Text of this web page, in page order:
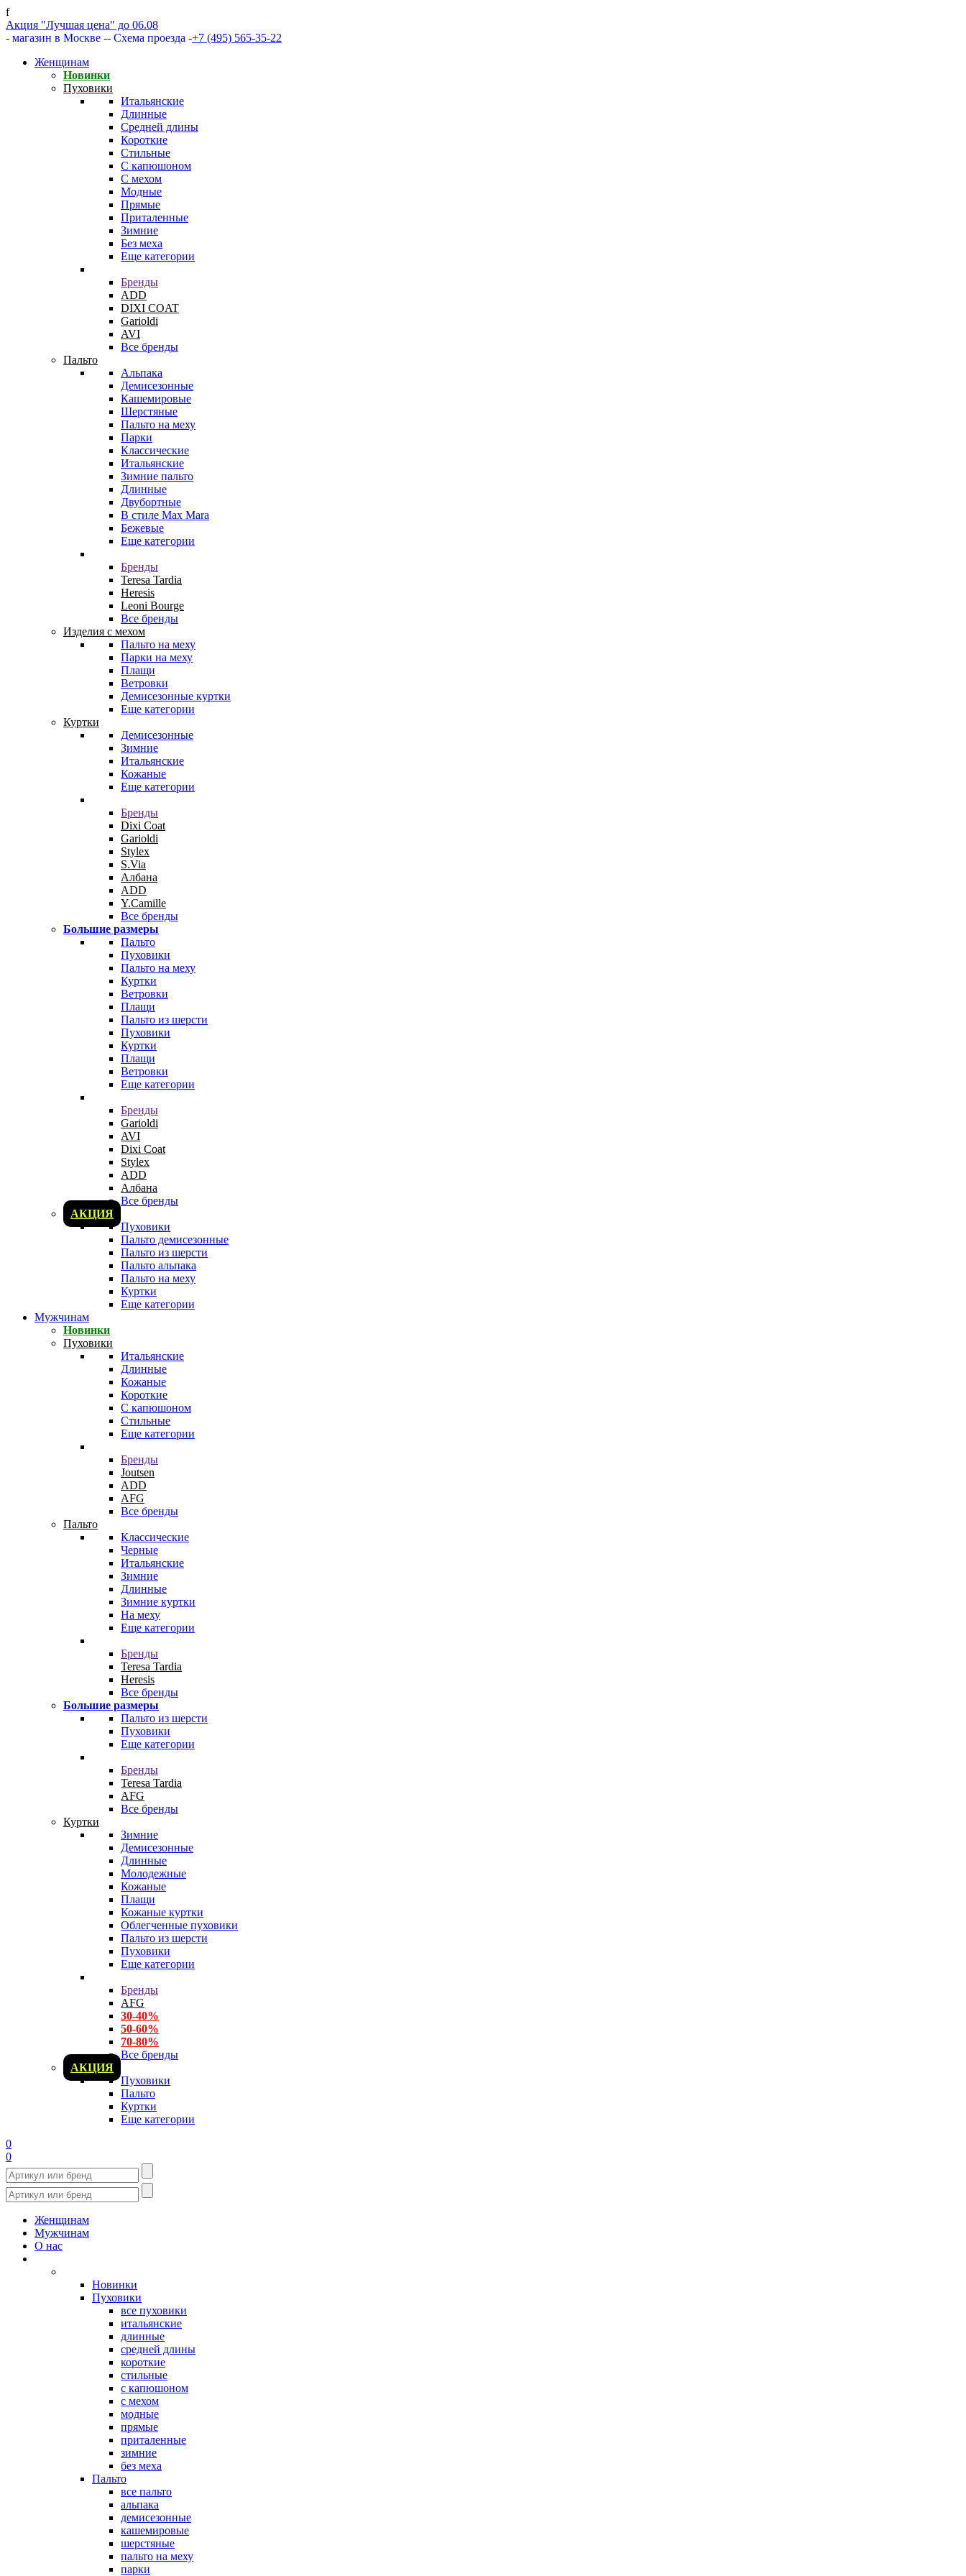
f
Акция "Лучшая цена" до 06.08
- магазин в Москве -- Схема проезда -+7 (495) 565-35-22
Женщинам
Новинки
Пуховики
Итальянские
Длинные
Средней длины
Короткие
Стильные
С капюшоном
С мехом
Модные
Прямые
Приталенные
Зимние
Без меха
Еще категории
Бренды
ADD
DIXI COAT
Garioldi
AVI
Все бренды
Пальто
Альпака
Демисезонные
Кашемировые
Шерстяные
Пальто на меху
Парки
Классические
Итальянские
Зимние пальто
Длинные
Двубортные
В стиле Max Mara
Бежевые
Еще категории
Бренды
Teresa Tardia
Heresis
Leoni Bourge
Все бренды
Изделия с мехом
Пальто на меху
Парки на меху
Плащи
Ветровки
Демисезонные куртки
Еще категории
Куртки
Демисезонные
Зимние
Итальянские
Кожаные
Еще категории
Бренды
Dixi Coat
Garioldi
Stylex
S.Via
Албана
ADD
Y.Camille
Все бренды
Большие размеры
Пальто
Пуховики
Пальто на меху
Куртки
Ветровки
Плащи
Пальто из шерсти
Пуховики
Куртки
Плащи
Ветровки
Еще категории
Бренды
Garioldi
AVI
Dixi Coat
Stylex
ADD
Албана
Все бренды
АКЦИЯ
Пуховики
Пальто демисезонные
Пальто из шерсти
Пальто альпака
Пальто на меху
Куртки
Еще категории
Мужчинам
Новинки
Пуховики
Итальянские
Длинные
Кожаные
Короткие
С капюшоном
Стильные
Еще категории
Бренды
Joutsen
ADD
AFG
Все бренды
Пальто
Классические
Черные
Итальянские
Зимние
Длинные
Зимние куртки
На меху
Еще категории
Бренды
Teresa Tardia
Heresis
Все бренды
Большие размеры
Пальто из шерсти
Пуховики
Еще категории
Бренды
Teresa Tardia
AFG
Все бренды
Куртки
Зимние
Демисезонные
Длинные
Молодежные
Кожаные
Плащи
Кожаные куртки
Облегченные пуховики
Пальто из шерсти
Пуховики
Еще категории
Бренды
AFG
30-40%
50-60%
70-80%
Все бренды
АКЦИЯ
Пуховики
Пальто
Куртки
Еще категории
0
0
Женщинам
Мужчинам
О нас
Новинки
Пуховики
все пуховики
итальянские
длинные
средней длины
короткие
стильные
с капюшоном
с мехом
модные
прямые
приталенные
зимние
без меха
Пальто
все пальто
альпака
демисезонные
кашемировые
шерстяные
пальто на меху
парки